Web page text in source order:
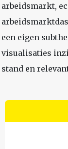
arbeidsmarkt,
een eigen
visualisaties
stand en